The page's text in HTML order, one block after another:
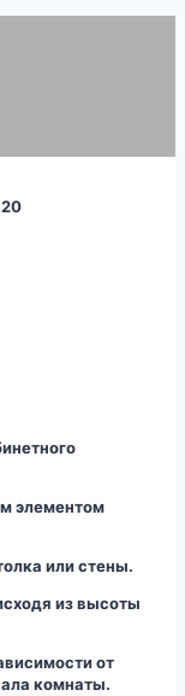
элементом
или стены.
из высоты
от
комнаты.